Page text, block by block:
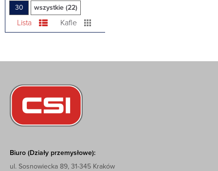
30
wszystkie (22)
Lista Kafle
Biuro (Działy przemysłowe):
ul. Sosnowiecka 89, 31-345 Kraków